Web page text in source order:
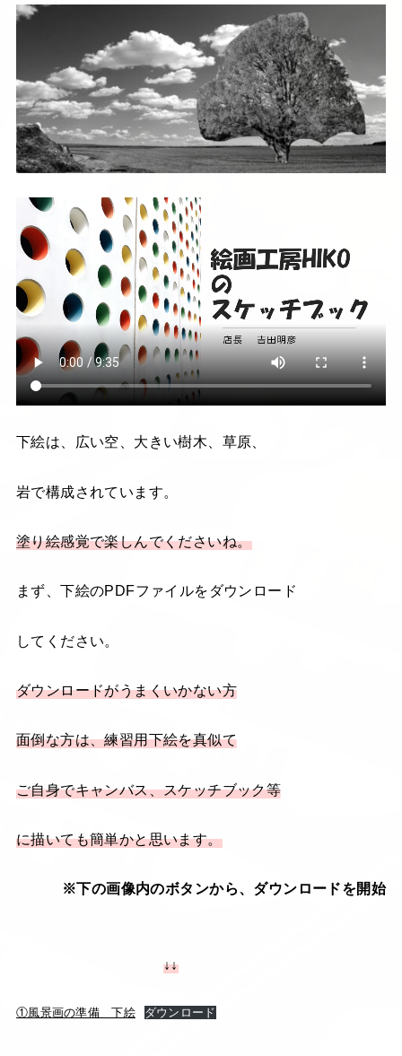
下絵は、広い空、大きい樹木、草原、
岩で構成されています。
塗り絵感覚で楽しんでくださいね。
まず、下絵のPDFファイルをダウンロード
してください。
ダウンロードがうまくいかない方
面倒な方は、練習用下絵を真似て
ご自身でキャンバス、スケッチブック等
に描いても簡単かと思います。
※下の画像内のボタンから、ダウンロードを開始
↓↓
①風景画の準備 下絵 ダウンロード